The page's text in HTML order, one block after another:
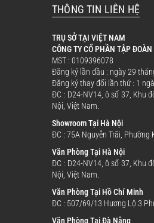
THÔNG TIN LIÊN HỆ
TRỤ SỞ TẠI VIỆT NAM
CÔNG TY CỔ PHẦN TẬP
MST : 0109396078
Đăng ký lần đầu : ngày 29
Đăng ký thay đổi lần thứ : 1
ĐC : D24-NV14, ô số 37, Khu
Nội, Việt Nam.
Showroom Tại Hà Nội
ĐC : 75A Nguyễn Trãi, Phường
Văn Phòng Tại Hà Nội
ĐC : D24-NV14, ô số 37, Khu
Nội, Việt Nam.
Văn Phòng Tại Hồ Chí Minh
ĐC : 507/69/13 Hương Lộ 3
Văn Phòng Tại Đà Nẵng